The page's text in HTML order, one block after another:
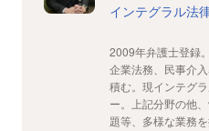
インテグラル法
2009年弁護士登録
企業法務、民事介
積む。現インテグ
ー。上記分野の他
題等、多様な業務を